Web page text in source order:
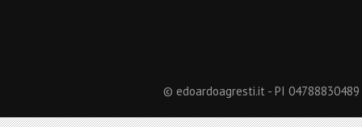
© edoardoagresti.it - PI